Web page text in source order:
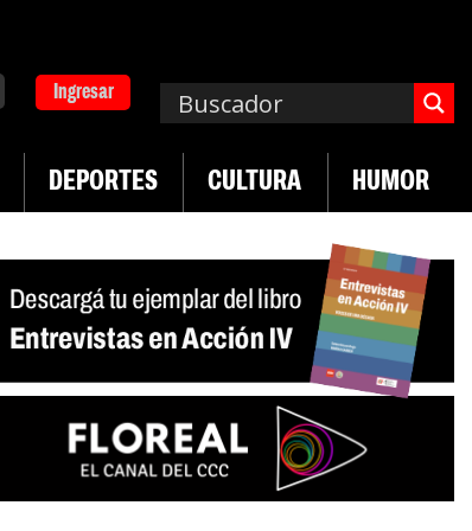
Ingresar
DEPORTES CULTURA HUMOR